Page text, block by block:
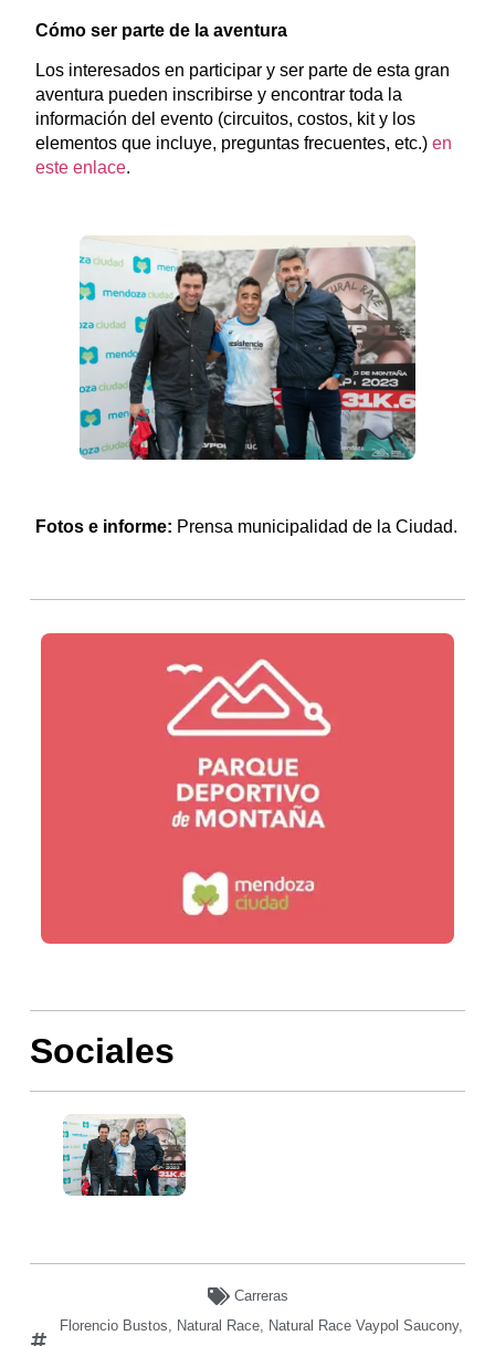
Cómo ser parte de la aventura
Los interesados en participar y ser parte de esta gran
aventura pueden inscribirse y encontrar toda la
información del evento (circuitos, costos, kit y los
elementos que incluye, preguntas frecuentes, etc.) en
este enlace.
Fotos e informe: Prensa municipalidad de la Ciudad.
Sociales
Carreras
Florencio Bustos, Natural Race, Natural Race Vaypol Saucony,